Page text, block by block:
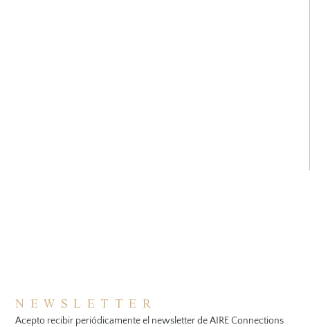
NEWSLETTER
Acepto recibir periódicamente el newsletter de AIRE Connections